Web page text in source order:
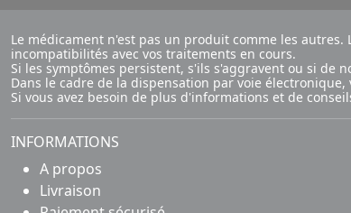
Le médicament n'est pas un produit comme les
incompatibilités avec vos traitements en cours.
Si les symptômes persistent, s'ils s'aggravent ou si de
Dans le cadre de la dispensation par voie
Si vous avez besoin de plus d'informations et de
INFORMATIONS
A propos
Livraison